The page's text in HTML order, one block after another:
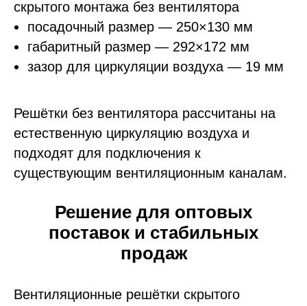
скрытого монтажа без вентилятора
посадочный размер — 250×130 мм
габаритный размер — 292×172 мм
зазор для циркуляции воздуха — 19 мм
Решётки без вентилятора рассчитаны на
естественную циркуляцию воздуха и
подходят для подключения к
существующим вентиляционным каналам.
Решение для оптовых
поставок и стабильных
продаж
Вентиляционные решётки скрытого